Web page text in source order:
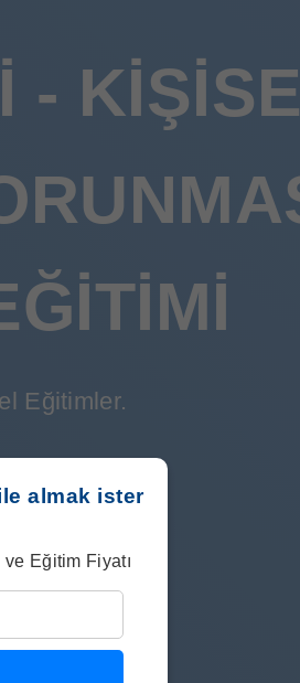
-
Eğitimler.
almak ister
Eğitim Fiyatı